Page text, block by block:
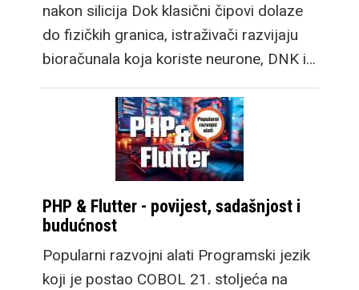
nakon silicija Dok klasični čipovi dolaze
do fizičkih granica, istraživači razvijaju
bioračunala koja koriste neurone, DNK i…
PHP & Flutter - povijest, sadašnjost i
budućnost
Popularni razvojni alati Programski jezik
koji je postao COBOL 21. stoljeća na